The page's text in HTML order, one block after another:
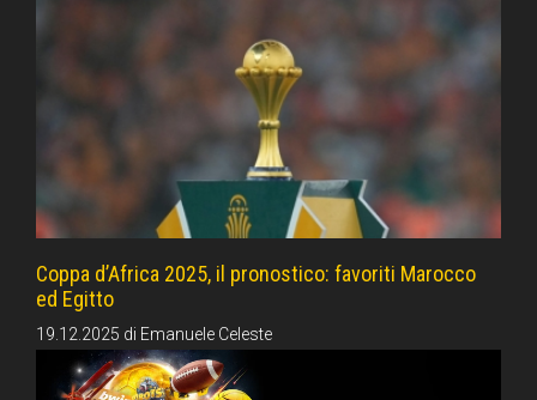
Coppa d’Africa 2025, il pronostico: favoriti Marocco
ed Egitto
19.12.2025 di Emanuele Celeste